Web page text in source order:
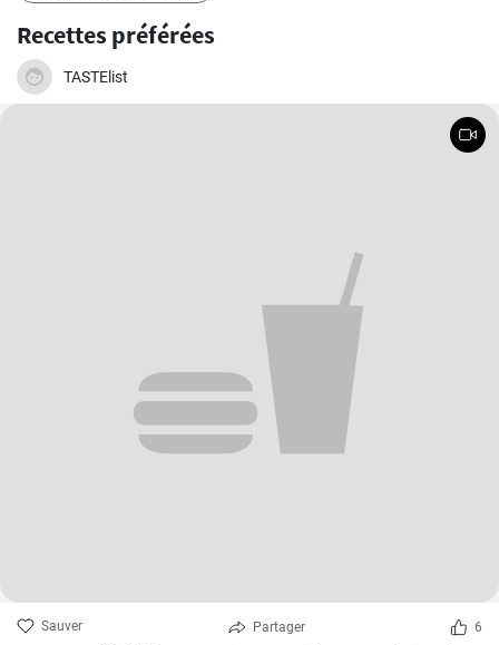
Recettes préférées
TASTElist
Sauver Partager 6